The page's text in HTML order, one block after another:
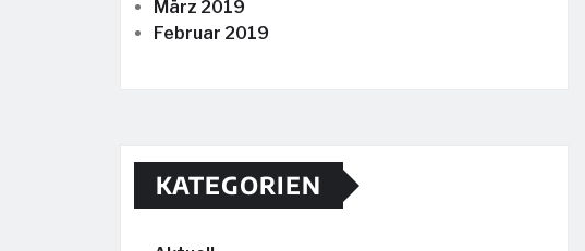
März 2019
Februar 2019
KATEGORIEN